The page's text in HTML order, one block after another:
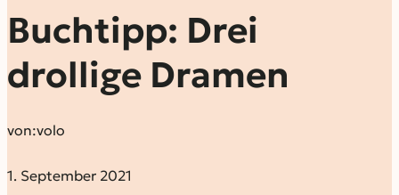
Buchtipp: Drei
drollige Dramen
von:volo
1. September 2021